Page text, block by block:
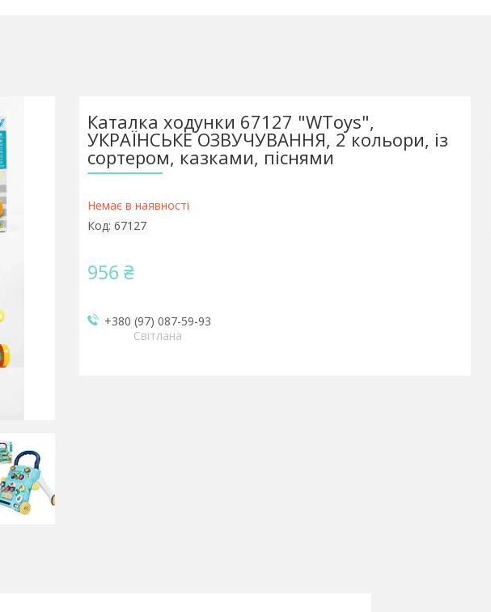
Каталка ходунки 67127 "WToys",
УКРАЇНСЬКЕ ОЗВУЧУВАННЯ, 2 кольори, із
сортером, казками, піснями
Немає в наявності
Код: 67127
956 ₴
+380 (97) 087-59-93
Світлана